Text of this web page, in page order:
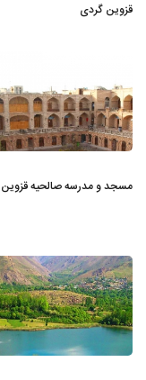
قزوین گردی
مسجد و مدرسه صالحیه قزوین